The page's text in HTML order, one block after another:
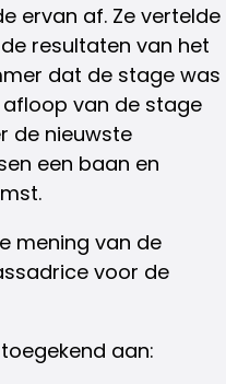
ervan af. Ze vertelde
resultaten van het
dat de stage was
afloop van de stage
de nieuwste
een baan en
mening van de
voor de
aan: